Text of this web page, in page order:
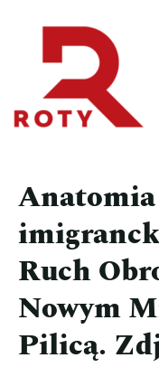
Ruch
Nowym
Pilicą.